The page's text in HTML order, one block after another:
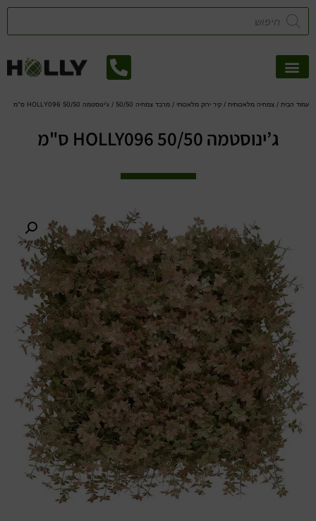
עמוד הבית / צמחיה מלאכותית / קיר ירוק מלאכותי / מרבד צמחיה 50/50 / ג’ינוסטמה HOLLY096 50/50 ס"מ
ג’ינוסטמה HOLLY096 50/50 ס"מ